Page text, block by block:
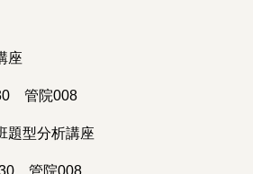
座
管院008
題型分析講座